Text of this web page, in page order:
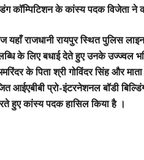
कॉम्पिटिशन के कांस्य पदक विजेता ने
राजधानी रायपुर स्थित पुलिस
के लिए बधाई देते हुए उनके उज्ज्वल
के पिता श्री गोविंदर सिंह और
प्रो-इंटरनेशनल बॉडी
हुए कांस्य पदक हासिल किया है ।